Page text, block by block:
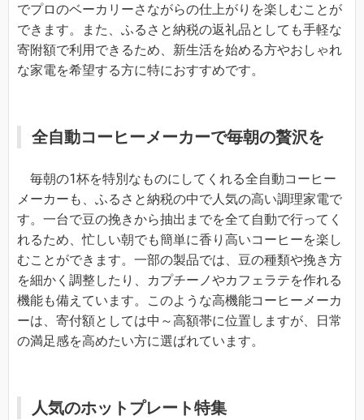
でプロのベーカリーさながらの仕上がりを楽しむことが
できます。また、ふるさと納税の返礼品としても手軽な
寄附額で利用できるため、新生活を始める方やおしゃれ
な家電を希望する方に特におすすめです。
全自動コーヒーメーカーで毎朝の贅沢を
毎朝の1杯を特別なものにしてくれる全自動コーヒー
メーカーも、ふるさと納税の中で人気の高い調理家電で
す。一台で豆の挽きから抽出までを全て自動で行ってく
れるため、忙しい朝でも簡単に香り高いコーヒーを楽し
むことができます。一部の製品では、豆の種類や挽き方
を細かく調整したり、カプチーノやカフェラテを作れる
機能も備えています。このような高機能コーヒーメーカ
ーは、寄付額としては中～高額帯に位置しますが、日常
の満足感を高めたい方に選ばれています。
人気のホットプレート特集